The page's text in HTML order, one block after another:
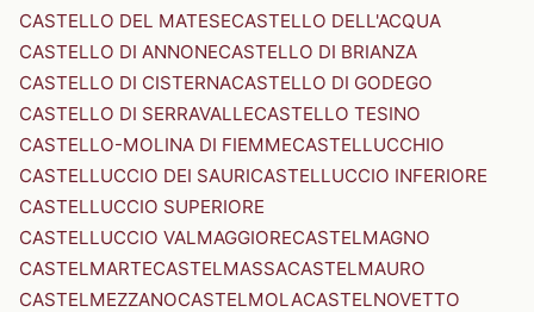
CASTELLO DEL MATESECASTELLO DELL'ACQUA
CASTELLO DI ANNONECASTELLO DI BRIANZA
CASTELLO DI CISTERNACASTELLO DI GODEGO
CASTELLO DI SERRAVALLECASTELLO TESINO
CASTELLO-MOLINA DI FIEMMECASTELLUCCHIO
CASTELLUCCIO DEI SAURICASTELLUCCIO INFERIORE
CASTELLUCCIO SUPERIORE
CASTELLUCCIO VALMAGGIORECASTELMAGNO
CASTELMARTECASTELMASSACASTELMAURO
CASTELMEZZANOCASTELMOLACASTELNOVETTO